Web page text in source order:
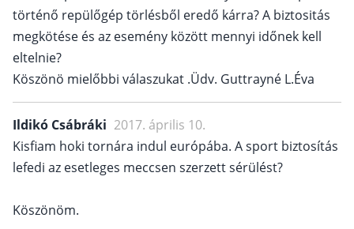
történő repülőgép törlésből eredő kárra? A biztositás
megkötése és az esemény között mennyi időnek kell
eltelnie?
Köszönö mielőbbi válaszukat .Üdv. Guttrayné L.Éva
Ildikó Csábráki 2017. április 10.
Kisfiam hoki tornára indul európába. A sport biztosítás
lefedi az esetleges meccsen szerzett sérülést?
Köszönöm.